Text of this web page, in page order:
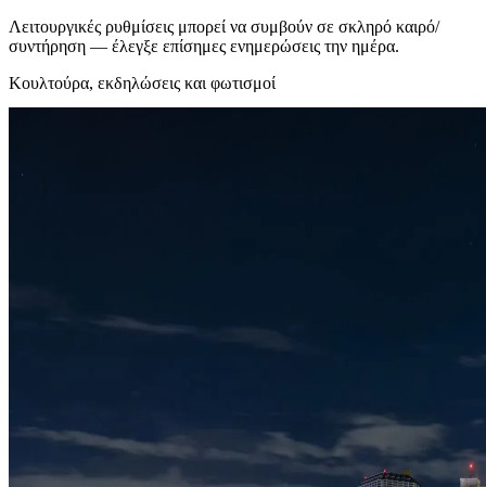
Λειτουργικές ρυθμίσεις μπορεί να συμβούν σε σκληρό καιρό/
συντήρηση — έλεγξε επίσημες ενημερώσεις την ημέρα.
Κουλτούρα, εκδηλώσεις και φωτισμοί